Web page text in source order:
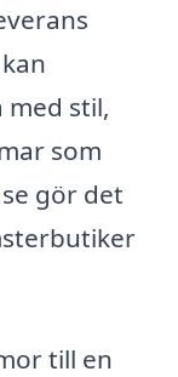
med stil,
som
gör det
till en